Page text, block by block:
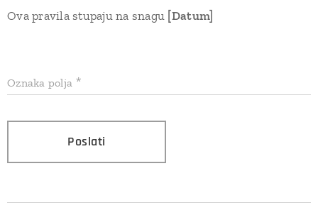
Ova pravila stupaju na snagu [Datum]
Oznaka polja
Poslati